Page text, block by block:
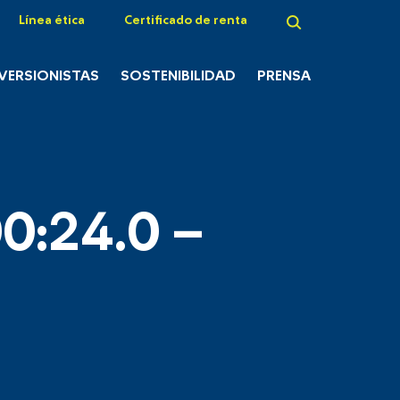
Línea ética Certificado de renta
SOSTENIBILIDAD PRENSA
–